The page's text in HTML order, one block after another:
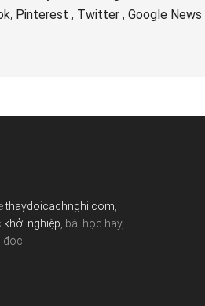
, Pinterest , Twitter , Google News
thaydoicachnghi.com
khởi nghiệp , bài học hay,
đọc